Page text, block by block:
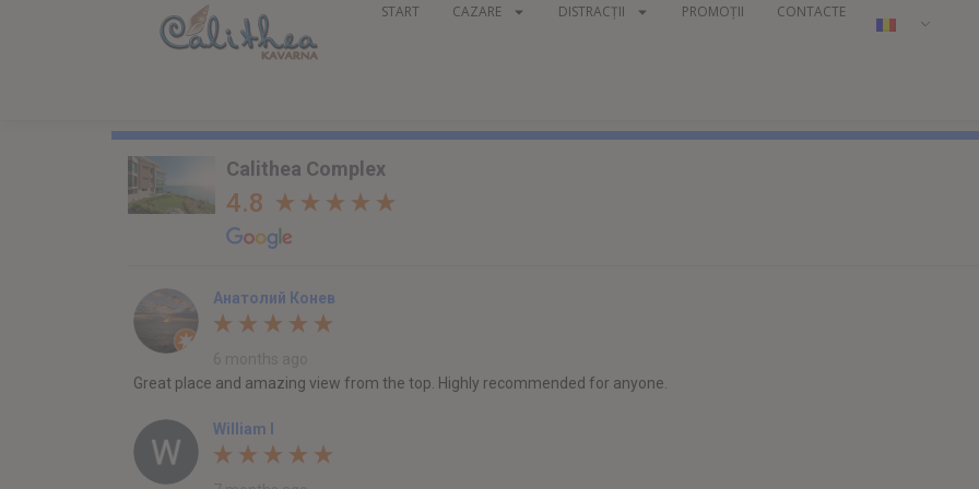
START CAZARE DISTRACŢII PROMOȚII CONTACTE
Calithea Complex
4.8
Анатолий Конев
Great place and amazing view from the top. Highly recommended for anyone.
William I